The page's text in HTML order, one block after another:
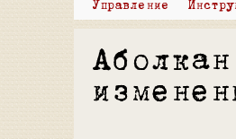
Управление